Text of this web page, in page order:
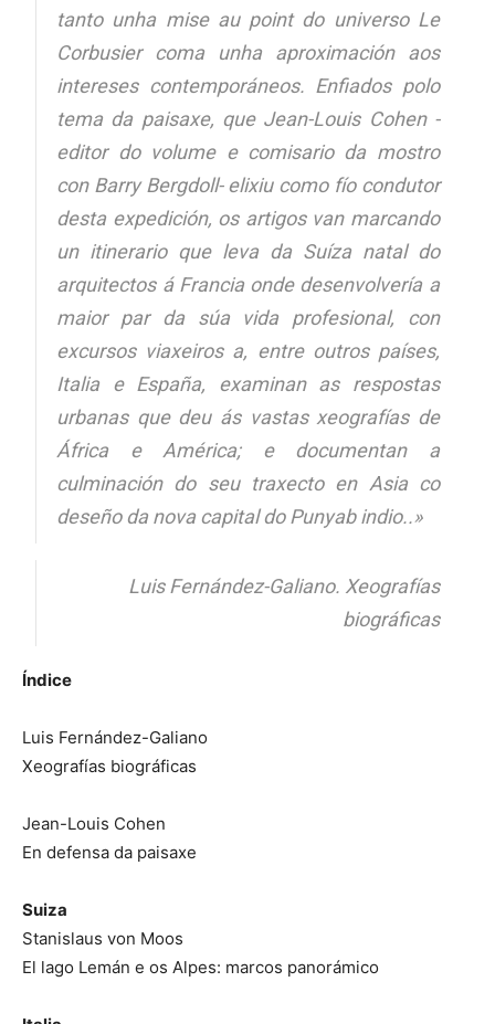
tanto unha mise au pointdo universo Le
Corbusier coma unha aproximación aos
intereses contemporáneos. Enfiados polo
tema da paisaxe, que Jean-Louis Cohen -
editor do volume e comisario da mostro
con Barry Bergdoll- elixiu como fío condutor
desta expedición, os artigos van marcando
un itinerario que leva da Suíza natal do
arquitectos á Francia onde desenvolvería a
maior par da súa vida profesional, con
excursos viaxeiros a, entre outros países,
Italia e España, examinan as respostas
urbanas que deu ás vastas xeografías de
África e América; e documentan a
culminación do seu traxecto en Asia co
deseño da nova capital do Punyab indio..»
Luis Fernández-Galiano. Xeografías
biográficas
Índice
Luis Fernández-Galiano
Xeografías biográficas
Jean-Louis Cohen
En defensa da paisaxe
Suiza
Stanislaus von Moos
El lago Lemán e os Alpes: marcos panorámico